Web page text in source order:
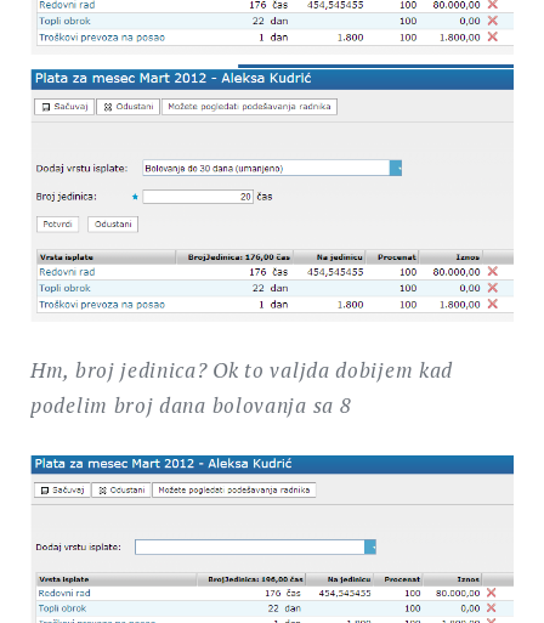
Hm, broj jedinica? Ok to valjda dobijem kad
podelim broj dana bolovanja sa 8